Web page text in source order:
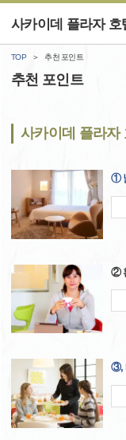
사카이데 플라자 호
TOP 추천 포인트
추천 포인트
사카이데 플라자
①
②
③,